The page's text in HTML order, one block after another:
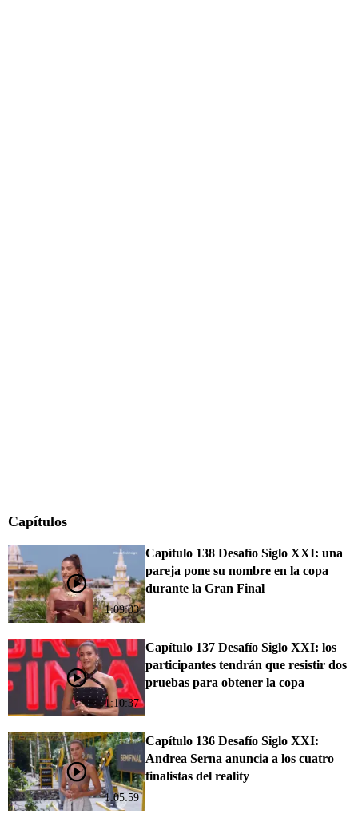
Capítulos
1:09:03
Capítulo 138 Desafío Siglo XXI: una
pareja pone su nombre en la copa
durante la Gran Final
1:10:37
Capítulo 137 Desafío Siglo XXI: los
participantes tendrán que resistir dos
pruebas para obtener la copa
1:05:59
Capítulo 136 Desafío Siglo XXI:
Andrea Serna anuncia a los cuatro
finalistas del reality